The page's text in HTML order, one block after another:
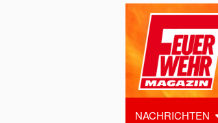
NACHRICHTEN